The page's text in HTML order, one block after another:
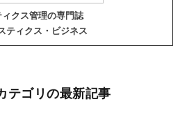
ィクス管理の専門誌
ティクス・ビジネス
テゴリの最新記事